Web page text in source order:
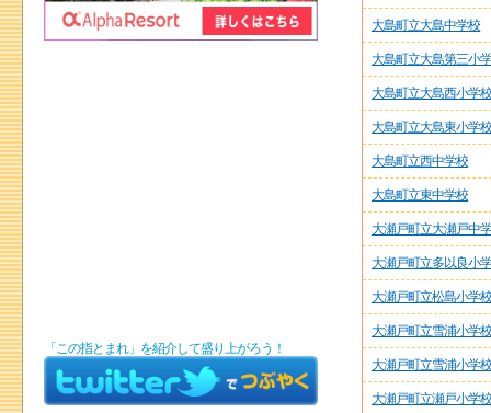
大島町立大島中学校
大島町立大島第三小
大島町立大島西小学校
大島町立大島東小学校
大島町立西中学校
大島町立東中学校
大瀬戸町立大瀬戸中
大瀬戸町立多以良小
大瀬戸町立松島小学校
大瀬戸町立雪浦小学校
大瀬戸町立雪浦小学
大瀬戸町立瀬戸小学校
「この指とまれ」を紹介して盛り上がろう！